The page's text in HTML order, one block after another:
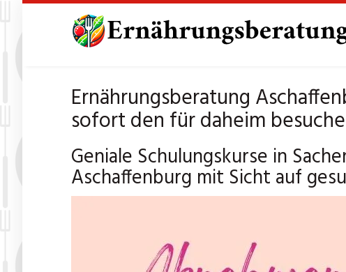
Ernährungsberatung
sofort den für daheim
Geniale Schulungskurse in
Aschaffenburg mit Sicht auf